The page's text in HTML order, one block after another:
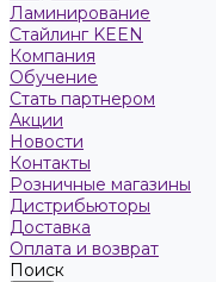
Ламинирование
Стайлинг KEEN
Компания
Обучение
Стать партнером
Акции
Новости
Контакты
Розничные магазины
Дистрибьюторы
Доставка
Оплата и возврат
Поиск